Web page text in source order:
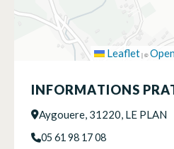
Leaflet|©
INFORMATIONS
Aygouere, 31220, LE PLAN
05 61 98 17 08